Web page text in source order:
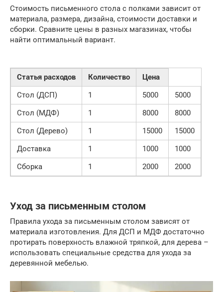
Стоимость письменного стола с полками зависит от
материала, размера, дизайна, стоимости доставки и
сборки. Сравните цены в разных магазинах, чтобы
найти оптимальный вариант.
Статья расходов Количество
Цена
Стол (ДСП)
1 5000
5000
Стол (МДФ)
1 8000
8000
Стол (Дерево)
1 15000
15000
Доставка
1 1000
1000
Сборка
1 2000 2000
Уход за письменным столом
Правила ухода за письменным столом зависят от
материала изготовления. Для ДСП и МДФ достаточно
протирать поверхность влажной тряпкой, для дерева –
использовать специальные средства для ухода за
деревянной мебелью.